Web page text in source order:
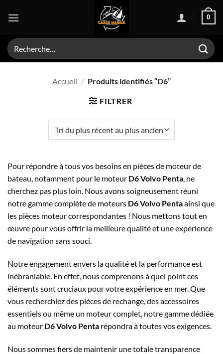
0
Recherche
pour :
Accueil / Produits identifiés “D6”
FILTRER
Pour répondre à tous vos besoins en pièces de moteur de
bateau, notamment pour le moteur D6 Volvo Penta, ne
cherchez pas plus loin. Nous avons soigneusement réuni
notre gamme complète de moteurs D6 Volvo Pentaainsi que
les pièces moteur correspondantes ! Nous mettons tout en
œuvre pour vous offrir la meilleure qualité et une expérience
de navigation sans souci.
Notre engagement envers la qualité et la performance est
inébranlable. En effet, nous comprenons à quel point ces
éléments sont cruciaux pour votre expérience en mer. Que
vous recherchiez des pièces de rechange, des accessoires
essentiels ou même un moteur complet, notre gamme dédiée
au moteur D6 Volvo Penta répondra à toutes vos exigences.
Nous sommes fiers de maintenir une totale transparence